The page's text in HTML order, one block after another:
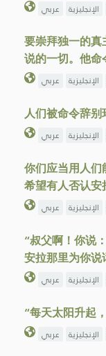
عربي الإنجليزية
要崇拜独一的
说的一切。他命
عربي الإنجليزية
人们被命令辞别
عربي الإنجليزية
你们应当用人
希望有人否认
عربي الإنجليزية
“叔父啊！你说
安拉那里为你说
عربي الإنجليزية
“每天太阳升起
عربي الإنجليزية